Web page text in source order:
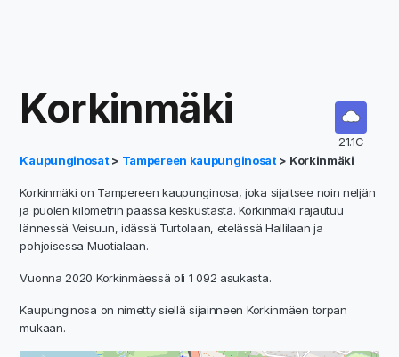
Korkinmäki
21.1C
Kaupunginosat > Tampereen kaupunginosat > Korkinmäki
Korkinmäki on Tampereen kaupunginosa, joka sijaitsee noin neljän
ja puolen kilometrin päässä keskustasta. Korkinmäki rajautuu
lännessä Veisuun, idässä Turtolaan, etelässä Hallilaan ja
pohjoisessa Muotialaan.
Vuonna 2020 Korkinmäessä oli 1 092 asukasta.
Kaupunginosa on nimetty siellä sijainneen Korkinmäen torpan
mukaan.